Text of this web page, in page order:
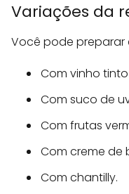
Variações da
Você pode preparar
Com vinho
Com suco de
Com frutas
Com creme de
Com chantilly.